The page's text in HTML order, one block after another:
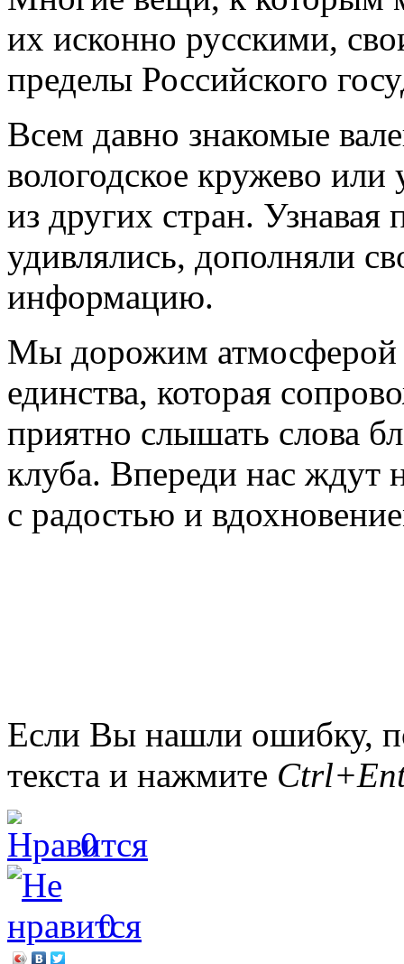
их исконно русскими,
пределы Российского
Всем давно знакомые
вологодское кружево
из других стран.
удивлялись, дополняли
информацию.
Мы дорожим атмосферой
единства, которая
приятно слышать слова
клуба. Впереди нас ждут
с радостью и
Если Вы нашли ошибку,
текста и нажмите
0
0